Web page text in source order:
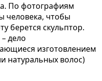
По фотографиям
человека, чтобы
берется скульптор.
дело
изготовлением
натуральных волос)